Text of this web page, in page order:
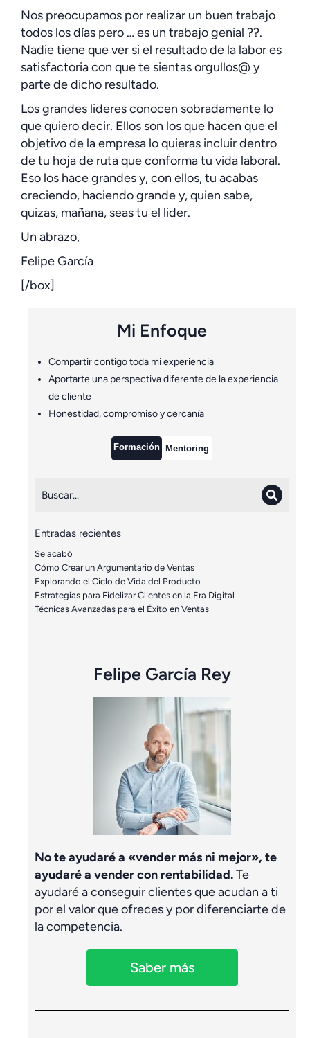
Nos preocupamos por realizar un buen trabajo
todos los días pero … es un trabajo genial ??.
Nadie tiene que ver si el resultado de la labor es
satisfactoria con que te sientas orgullos@ y
parte de dicho resultado.
Los grandes lideres conocen sobradamente lo
que quiero decir. Ellos son los que hacen que el
objetivo de la empresa lo quieras incluir dentro
de tu hoja de ruta que conforma tu vida laboral.
Eso los hace grandes y, con ellos, tu acabas
creciendo, haciendo grande y, quien sabe,
quizas, mañana, seas tu el lider.
Un abrazo,
Felipe García
[/box]
Mi Enfoque
Compartir contigo toda mi experiencia
Aportarte una perspectiva diferente de la experiencia
de cliente
Honestidad, compromiso y cercanía
Formación Mentoring
Entradas recientes
Se acabó
Cómo Crear un Argumentario de Ventas
Explorando el Ciclo de Vida del Producto
Estrategias para Fidelizar Clientes en la Era Digital
Técnicas Avanzadas para el Éxito en Ventas
Felipe García Rey
No te ayudaré a «vender más ni mejor», te
ayudaré a vender con rentabilidad.Te
ayudaré a conseguir clientes que acudan a ti
por el valor que ofreces y por diferenciarte de
la competencia.
Saber más